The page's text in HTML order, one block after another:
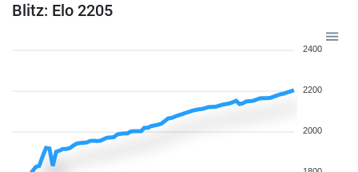
Blitz: Elo 2205
2400
2200
2000